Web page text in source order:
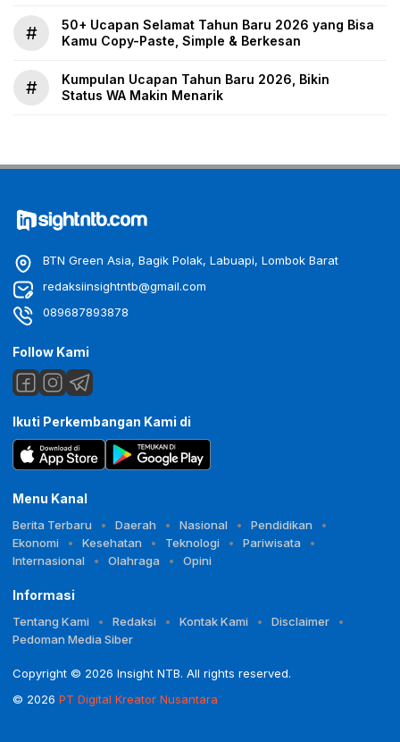
#
50+ Ucapan Selamat Tahun Baru 2026 yang Bisa
Kamu Copy-Paste, Simple & Berkesan
#
Kumpulan Ucapan Tahun Baru 2026, Bikin
Status WA Makin Menarik
BTN Green Asia, Bagik Polak, Labuapi, Lombok Barat
redaksiinsightntb@gmail.com
089687893878
Follow Kami
Ikuti Perkembangan Kami di
Menu Kanal
Berita Terbaru Daerah Nasional
Pendidikan
Ekonomi
Kesehatan Teknologi
Pariwisata
Internasional
Olahraga Opini
Informasi
Tentang Kami Redaksi Kontak Kami
Disclaimer
Pedoman Media Siber
Copyright © 2026 Insight NTB. All rights reserved.
© 2026 PT Digital Kreator Nusantara